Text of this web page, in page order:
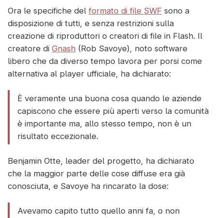
Ora le specifiche del formato di file SWF sono a
disposizione di tutti, e senza restrizioni sulla
creazione di riproduttori o creatori di file in Flash. Il
creatore di Gnash (Rob Savoye), noto software
libero che da diverso tempo lavora per porsi come
alternativa al player ufficiale, ha dichiarato:
È veramente una buona cosa quando le aziende
capiscono che essere più aperti verso la comunità
è importante ma, allo stesso tempo, non è un
risultato eccezionale.
Benjamin Otte, leader del progetto, ha dichiarato
che la maggior parte delle cose diffuse era già
conosciuta, e Savoye ha rincarato la dose:
Avevamo capito tutto quello anni fa, o non